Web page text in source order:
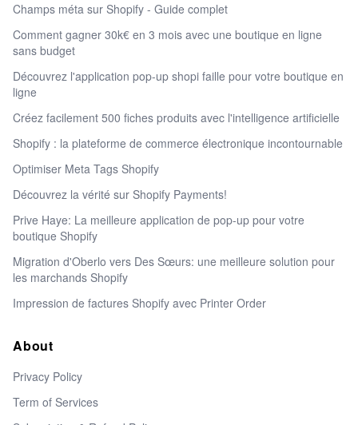
Champs méta sur Shopify - Guide complet
Comment gagner 30k€ en 3 mois avec une boutique en ligne
sans budget
Découvrez l'application pop-up shopi faille pour votre boutique en
ligne
Créez facilement 500 fiches produits avec l'intelligence artificielle
Shopify : la plateforme de commerce électronique incontournable
Optimiser Meta Tags Shopify
Découvrez la vérité sur Shopify Payments!
Prive Haye: La meilleure application de pop-up pour votre
boutique Shopify
Migration d'Oberlo vers Des Sœurs: une meilleure solution pour
les marchands Shopify
Impression de factures Shopify avec Printer Order
About
Privacy Policy
Term of Services